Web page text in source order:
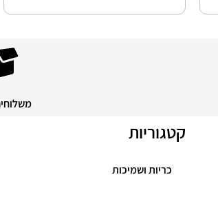
קטגוריות
כריות ושמיכות